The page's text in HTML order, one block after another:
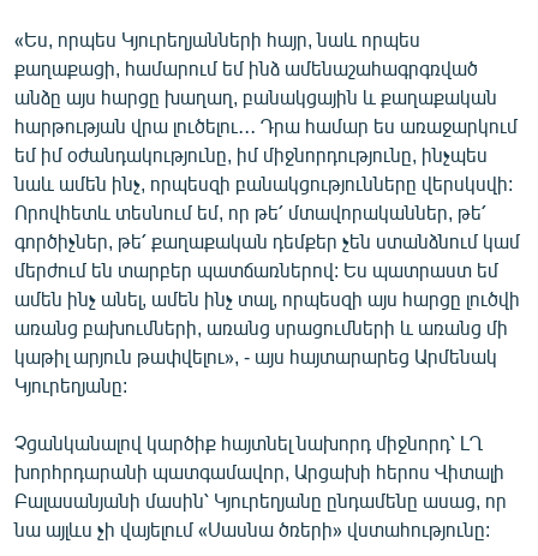
Հայերեն
English
Русский
ՀԵՏԵՎԵՔ ՄԵԶ
«Ազատության» բոլոր կայքերը
«Ես, որպես Կյուրեղյանների հայր, նաև որպես
քաղաքացի, համարում եմ ինձ ամենաշահագրգռված
անձը այս հարցը խաղաղ, բանակցային և քաղաքական
հարթության վրա լուծելու․․․ Դրա համար ես առաջարկում
եմ իմ օժանդակությունը, իմ միջնորդությունը, ինչպես
նաև ամեն ինչ, որպեսզի բանակցությունները վերսկսվի:
Որովհետև տեսնում եմ, որ թե՛ մտավորականներ, թե՛
գործիչներ, թե՛ քաղաքական դեմքեր չեն ստանձնում կամ
մերժում են տարբեր պատճառներով: Ես պատրաստ եմ
ամեն ինչ անել, ամեն ինչ տալ, որպեսզի այս հարցը լուծվի
առանց բախումների, առանց սրացումների և առանց մի
կաթիլ արյուն թափվելու», - այս հայտարարեց Արմենակ
Կյուրեղյանը:
Չցանկանալով կարծիք հայտնել նախորդ միջնորդ՝ ԼՂ
խորհրդարանի պատգամավոր, Արցախի հերոս Վիտալի
Բալասանյանի մասին՝ Կյուրեղյանը ընդամենը ասաց, որ
նա այլևս չի վայելում «Սասնա ծռերի» վստահությունը: